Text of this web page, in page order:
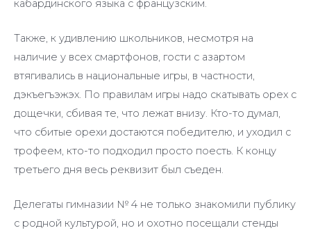
кабардинского языка с французским.
Также, к удивлению школьников, несмотря на
наличие у всех смартфонов, гости с азартом
втягивались в национальные игры, в частности,
дэкъегъэжэх. По правилам игры надо скатывать орех с
дощечки, сбивая те, что лежат внизу. Кто-то думал,
что сбитые орехи достаются победителю, и уходил с
трофеем, кто-то подходил просто поесть. К концу
третьего дня весь реквизит был съеден.
Делегаты гимназии № 4 не только знакомили публику
с родной культурой, но и охотно посещали стенды